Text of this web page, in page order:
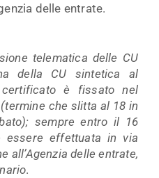
delle entrate.
telematica delle CU
della CU sintetica al
è fissato nel
che slitta al 18 in
sempre entro il 16
essere effettuata in via
all’Agenzia delle entrate,
.